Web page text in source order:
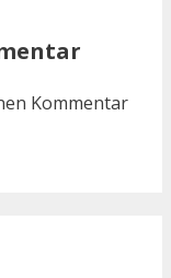
Kommentar